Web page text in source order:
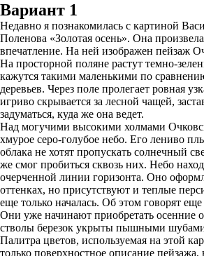
Вариант 1
Недавно я познакомилась с картиной
Поленова «Золотая осень». Она
впечатление. На ней изображен пейзаж
На просторной поляне растут темно-
кажутся такими маленькими по
деревьев. Через поле пролегает ровная
игриво скрывается за лесной чащей,
задуматься, куда же она ведет.
Над могучими высокими холмами
хмурое серо-голубое небо. Его лениво
облака не хотят пропускать солнечный
же смог пробиться сквозь них. Небо
очерченной линии горизонта. Оно
оттенках, но присутствуют и теплые
еще только началась. Об этом говорят
Они уже начинают приобретать осенние
стволы березок укрыты пышными
Палитра цветов, используемая на этой
только поверхностное описание